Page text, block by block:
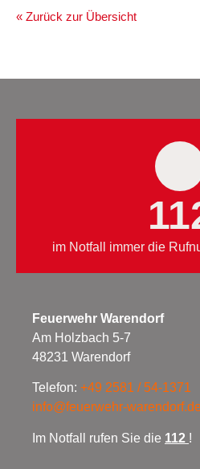
« Zurück zur Übersicht
im Notfall immer die
Feuerwehr Warendorf
Am Holzbach 5-7
48231 Warendorf
Telefon: +49 2581 / 54-1371
info@feuerwehr-warendorf.de
Im Notfall rufen Sie die 112 !